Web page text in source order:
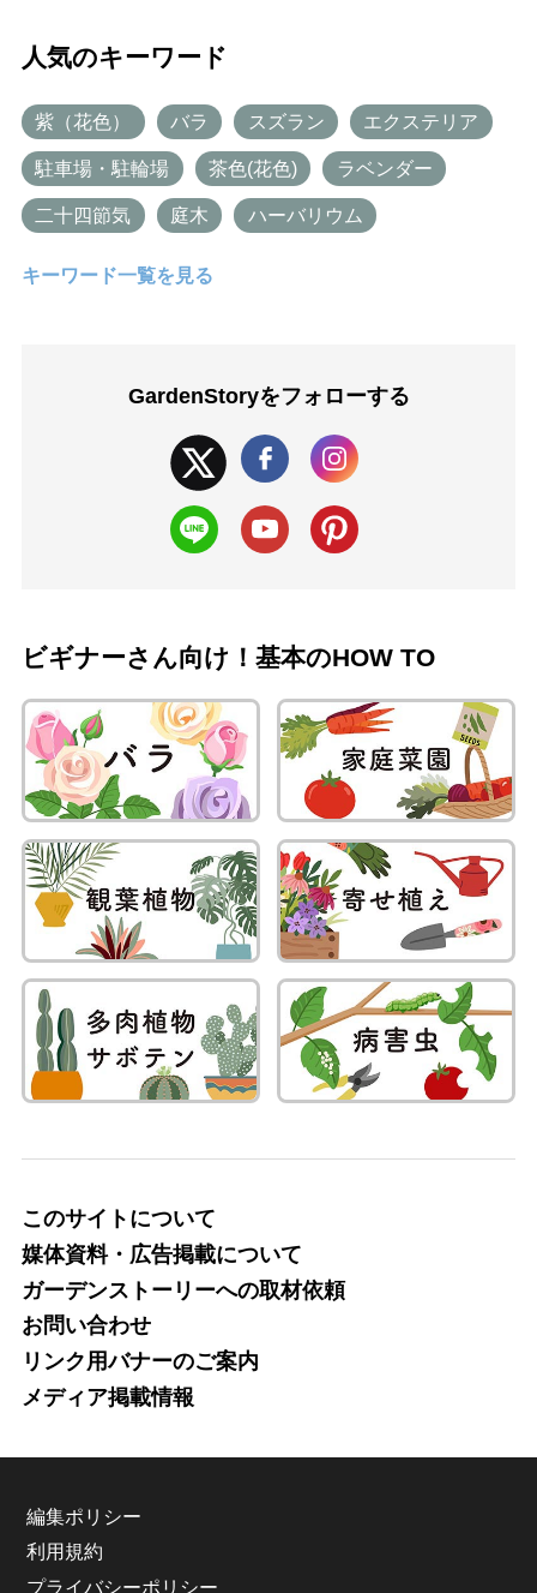
人気のキーワード
紫（花色） バラ スズラン エクステリア
駐車場・駐輪場 茶色(花色) ラベンダー
二十四節気 庭木 ハーバリウム
キーワード一覧を見る
GardenStoryをフォローする
ビギナーさん向け！基本のHOW TO
このサイトについて
媒体資料・広告掲載について
ガーデンストーリーへの取材依頼
お問い合わせ
リンク用バナーのご案内
メディア掲載情報
編集ポリシー
利用規約
プライバシーポリシー